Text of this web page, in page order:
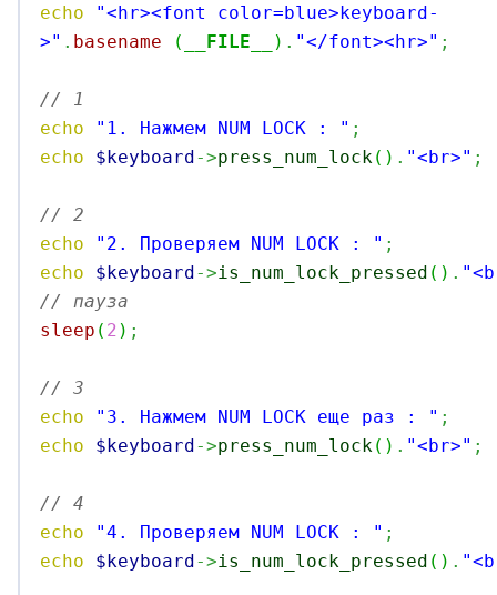
echo
"<hr><font color=blue>keyboard-
>" . basename ( __FILE__ ) . "</font><hr>" ;
// 1
echo
"1. Нажмем NUM LOCK : " ;
echo
$keyboard->press_num_lock( ) . "<br>" ;
// 2
echo
"2. Проверяем NUM LOCK : " ;
echo
$keyboard->is_num_lock_pressed ( ) .
// пауза
sleep ( 2 ) ;
// 3
echo
"3. Нажмем NUM LOCK еще раз : " ;
echo
$keyboard->press_num_lock( ) . "<br>" ;
// 4
echo
"4. Проверяем NUM LOCK : " ;
echo
$keyboard->is_num_lock_pressed ( ) .